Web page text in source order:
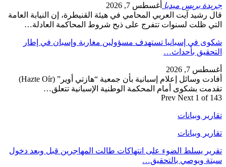
جريدة بريس ميديا أغسطس 7, 2026
قال رشيد آيت العربي المحامي في هيئة القنيطرة، إن النيابة العامة
التي ظلت لسنوات تتفرج على ذبح شروط المحاكمة العادلة…
شكوى في إسبانيا تستهدف مسؤولين مغاربة وإسبان في إطار
التحقيق بأحداث…
أغسطس 7, 2026
أفادت وسائل إعلام إسبانية بأن جمعية “هازتي أوير” (Hazte Oír)
تقدمت بشكوى أمام المحكمة الوطنية الإسبانية تتعلق…
Prev Next 1 of 143
تقارير وبيانات
تقارير وبيانات
تقرير يسلط الضوء على انتهاكات طالت المهاجرين قبل وبعد دخول
سبتة ويوصي بالتحقيق…